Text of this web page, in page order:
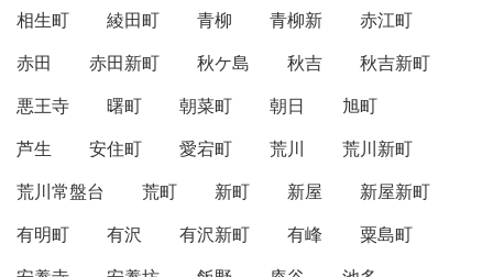
相生町 綾田町 青柳 青柳新
赤江町
赤田
赤田新町 秋ケ島 秋吉
秋吉新町
悪王寺
曙町 朝菜町 朝日
旭町
芦生
安住町 愛宕町 荒川
荒川新町
荒川常盤台
荒町 新町 新屋
新屋新町
有明町
有沢 有沢新町 有峰
粟島町